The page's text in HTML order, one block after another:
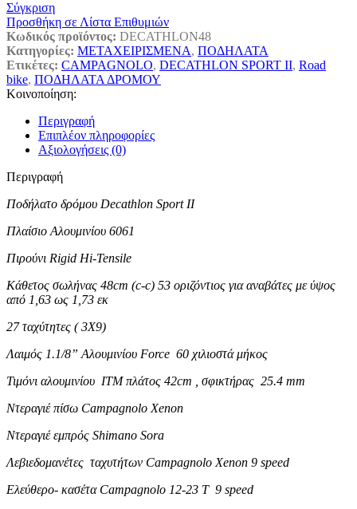
Σύγκριση
Προσθήκη σε Λίστα Επιθυμιών
Κωδικός προϊόντος: DECATHLON48
Κατηγορίες: ΜΕΤΑΧΕΙΡΙΣΜΕΝΑ, ΠΟΔΗΛΑΤΑ
Ετικέτες: CAMPAGNOLO, DECATHLON SPORT II, Road
bike, ΠΟΔΗΛΑΤΑ ΔΡΟΜΟΥ
Κοινοποίηση:
Περιγραφή
Επιπλέον πληροφορίες
Αξιολογήσεις (0)
Περιγραφή
Ποδήλατο δρόμου Decathlon Sport II
Πλαίσιο Αλουμινίου 6061
Πιρούνι Rigid Hi-Tensile
Κάθετος σωλήνας 48cm (c-c) 53 οριζόντιος για αναβάτες με ύψος
από 1,63 ως 1,73 εκ
27 ταχύτητες ( 3X9)
Λαιμός 1.1/8” Αλουμινίου Force 60 χιλιοστά μήκος
Τιμόνι αλουμινίου ITM πλάτος 42cm , σφικτήρας 25.4 mm
Ντεραγιέ πίσω Campagnolo Xenon
Ντεραγιέ εμπρός Shimano Sora
Λεβιεδομανέτες ταχυτήτων Campagnolo Xenon 9 speed
Ελεύθερο- κασέτα Campagnolo 12-23 T 9 speed